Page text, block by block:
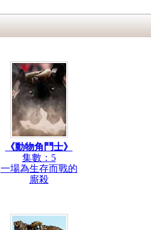
《動物角鬥士》
集數：5
一場為生存而戰的
廝殺